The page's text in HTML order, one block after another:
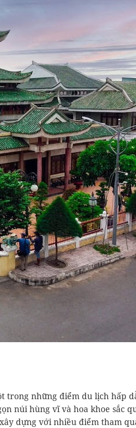
trong những điểm du lịch hấp
núi hùng vĩ và hoa khoe sắc
dựng với nhiều điểm tham